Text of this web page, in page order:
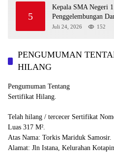
5
Kepala SMA Negeri
Penggelembungan
Tidak Benar
Juli 24, 2026 152
PENGUMUMAN
HILANG
Pengumuman Tentang
Sertifikat Hilang.
Telah hilang / tercecer Sertifikat
Luas 317 M².
Atas Nama: Torkis Mariduk Samosir.
Alamat: Jln Istana, Kelurahan